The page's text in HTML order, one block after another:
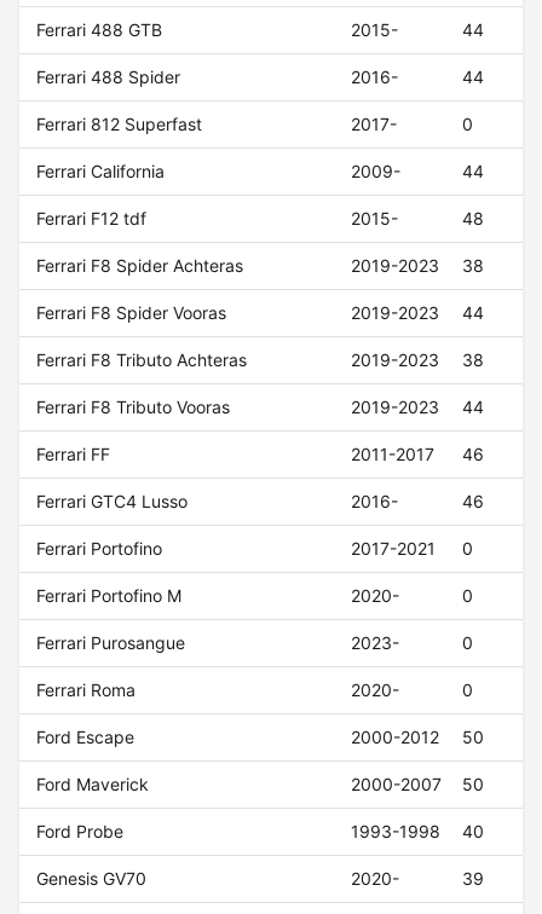
Ferrari 488 GTB 2015- 44
Ferrari 488 Spider 2016- 44
Ferrari 812 Superfast 2017- 0
Ferrari California 2009- 44
Ferrari F12 tdf 2015- 48
Ferrari F8 Spider Achteras 2019-2023 38
Ferrari F8 Spider Vooras 2019-2023 44
Ferrari F8 Tributo Achteras 2019-2023 38
Ferrari F8 Tributo Vooras 2019-2023 44
Ferrari FF 2011-2017 46
Ferrari GTC4 Lusso 2016- 46
Ferrari Portofino 2017-2021 0
Ferrari Portofino M 2020- 0
Ferrari Purosangue 2023- 0
Ferrari Roma 2020- 0
Ford Escape 2000-2012 50
Ford Maverick 2000-2007 50
Ford Probe 1993-1998 40
Genesis GV70 2020- 39